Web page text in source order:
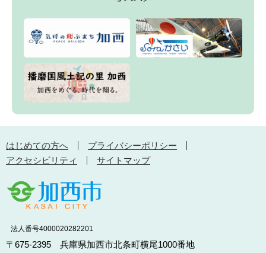
はじめての方へ
プライバシーポリシー
アクセシビリティ
サイトマップ
法人番号4000020282201
〒675-2395 兵庫県加西市北条町横尾1000番地